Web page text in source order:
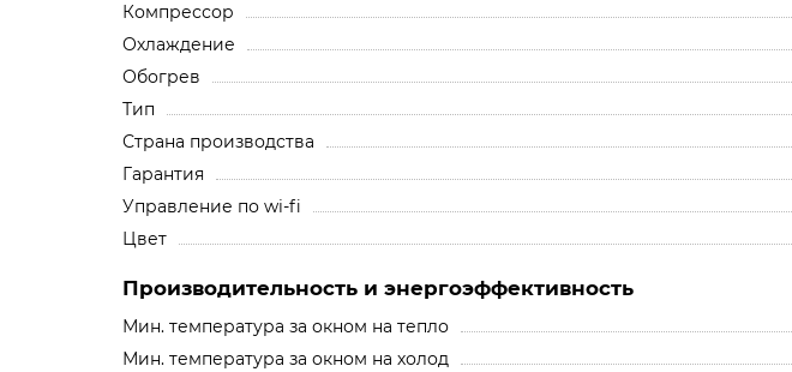
Компрессор
Охлаждение
Обогрев
Тип
Страна производства
Гарантия
Управление по wi-fi
Цвет
Производительность и энергоэффективность
Мин. температура за окном на тепло
Мин. температура за окном на холод